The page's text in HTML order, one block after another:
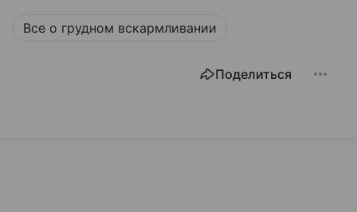
Все о грудном вскармливании
Поделиться